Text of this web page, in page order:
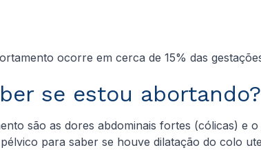
ocorre em cerca de 15% das
se estou abortando?
são as dores abdominais fortes (cólicas) e
para saber se houve dilatação do colo